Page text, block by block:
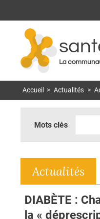
La
Accueil > Actualités >
Mots clés
Actualités
DIABÈTE :
la «